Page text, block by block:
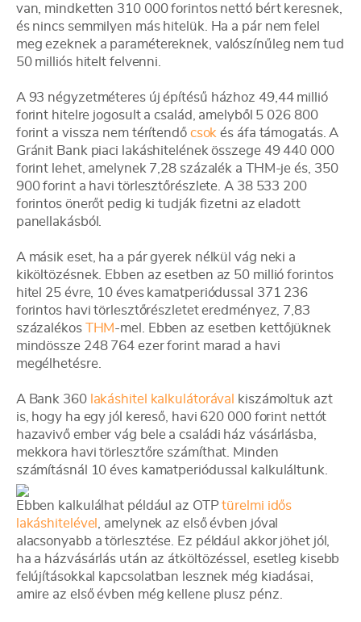
van, mindketten 310 000 forintos nettó bért keresnek,
és nincs semmilyen más hitelük. Ha a pár nem felel
meg ezeknek a paramétereknek, valószínűleg nem tud
50 milliós hitelt felvenni.
A 93 négyzetméteres új építésű házhoz 49,44 millió
forint hitelre jogosult a család, amelyből 5 026 800
forint a vissza nem térítendő csok és áfa támogatás. A
Gránit Bank piaci lakáshitelének összege 49 440 000
forint lehet, amelynek 7,28 százalék a THM-je és, 350
900 forint a havi törlesztőrészlete. A 38 533 200
forintos önerőt pedig ki tudják fizetni az eladott
panellakásból.
A másik eset, ha a pár gyerek nélkül vág neki a
kiköltözésnek. Ebben az esetben az 50 millió forintos
hitel 25 évre, 10 éves kamatperiódussal 371 236
forintos havi törlesztőrészletet eredményez, 7,83
százalékos THM-mel. Ebben az esetben kettőjüknek
mindössze 248 764 ezer forint marad a havi
megélhetésre.
A Bank 360lakáshitel kalkulátorával
kiszámoltuk azt
is, hogy ha egy jól kereső, havi 620 000 forint nettót
hazavivő ember vág bele a családi ház vásárlásba,
mekkora havi törlesztőre számíthat. Minden
számításnál 10 éves kamatperiódussal kalkuláltunk.
Ebben kalkulálhat például az OTPtürelmi idős
lakáshitelével
, amelynek az első évben jóval
alacsonyabb a törlesztése. Ez például akkor jöhet jól,
ha a házvásárlás után az átköltözéssel, esetleg kisebb
felújításokkal kapcsolatban lesznek még kiadásai,
amire az első évben még kellene plusz pénz.